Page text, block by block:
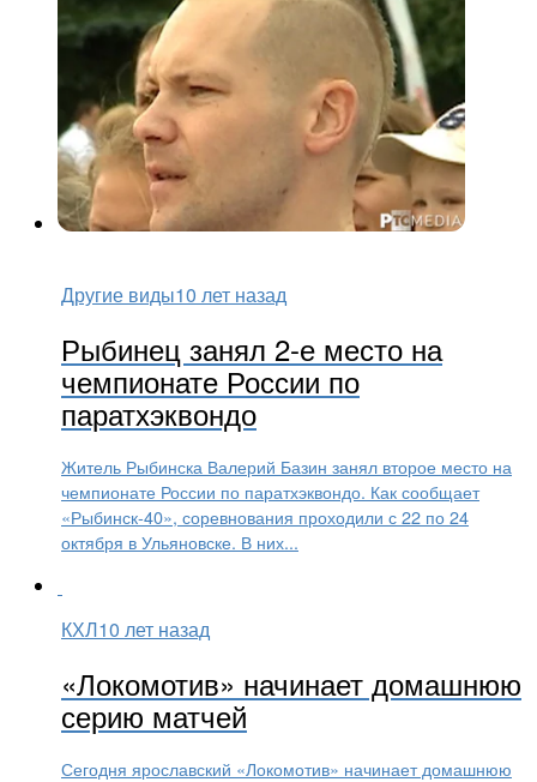
Другие виды10 лет назад
Рыбинец занял 2-е место на
чемпионате России по
паратхэквондо
Житель Рыбинска Валерий Базин занял второе место на
чемпионате России по паратхэквондо. Как сообщает
«Рыбинск-40», соревнования проходили с 22 по 24
октября в Ульяновске. В них...
КХЛ10 лет назад
«Локомотив» начинает домашнюю
серию матчей
Сегодня ярославский «Локомотив» начинает домашнюю